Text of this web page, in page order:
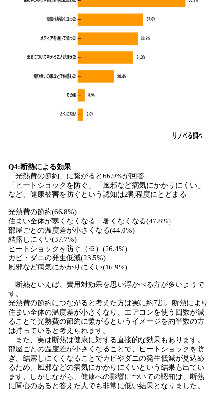
Q4:断熱による効果
「光熱費の節約」に繋がると66.9%が回答
「ヒートショックを防ぐ」「風邪など病気にかかりにくい」
など、健康被害を防ぐという認知は2割程度にとどまる
光熱費の節約(66.8%)
住まい全体が寒くなくなる・暑くなくなる(47.8%)
部屋ごとの温度差が小さくなる(44.0%)
結露しにくい(37.7%)
ヒートショックを防ぐ（※）(26.4%)
カビ・ダニの発生低減(23.5%)
風邪など病気にかかりにくい(16.9%)
断熱といえば、費用対効果を思い浮かべる方が多いようで
す。
光熱費の節約につながると考えた方は実に約7割。断熱により
住まい全体の温度差が小さくなり、エアコンを使う回数が減
ることで光熱費の節約に繋がるというイメージを約半数の方
は持っていると考えられます。
また、実は断熱は健康に対する直接的な効果もあります。
部屋ごとの温度差が小さくなることで、ヒートショックを防
ぎ、結露しにくくなることでカビやダニの発生低減が見込め
るため、風邪などの病気にかかりにくいという結果も出てい
ます。しかしながら、健康への影響についての認知は、断熱
に関心のあると答えた人でも非常に低い結果となりました。